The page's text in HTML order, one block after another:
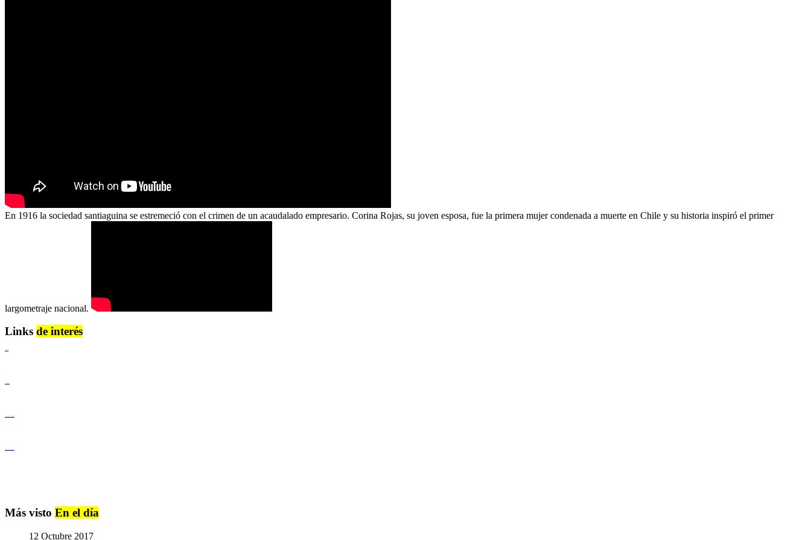
En 1916 la sociedad santiaguina se estremeció con el crimen de un acaudalado empresario. Corina Rojas, su joven esposa, fue la primera mujer condenada a muerte en Chile y su historia inspiró el primer
largometraje nacional.
Links de interés
Más visto En el día
12 Octubre 2017